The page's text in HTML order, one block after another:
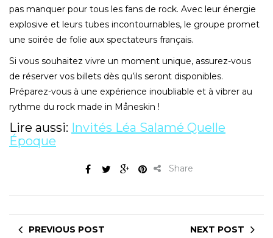
pas manquer pour tous les fans de rock. Avec leur énergie
explosive et leurs tubes incontournables, le groupe promet
une soirée de folie aux spectateurs français.
Si vous souhaitez vivre un moment unique, assurez-vous
de réserver vos billets dès qu’ils seront disponibles.
Préparez-vous à une expérience inoubliable et à vibrer au
rythme du rock made in Måneskin !
Lire aussi: Invités Léa Salamé Quelle
Époque
Share
PREVIOUS POST NEXT POST